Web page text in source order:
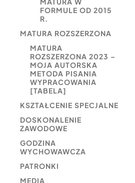
FORMULE OD 2015
R.
MATURA ROZSZERZONA
MATURA
ROZSZERZONA 2023 –
MOJA AUTORSKA
METODA PISANIA
WYPRACOWANIA
[TABELA]
KSZTAŁCENIE SPECJALNE
DOSKONALENIE
ZAWODOWE
GODZINA
WYCHOWAWCZA
PATRONKI
MEDIA